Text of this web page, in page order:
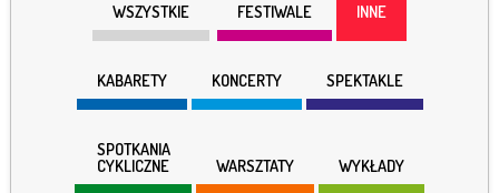
WSZYSTKIE FESTIWALE INNE
KABARETY KONCERTY SPEKTAKLE
SPOTKANIA
CYKLICZNE
WARSZTATY WYKŁADY